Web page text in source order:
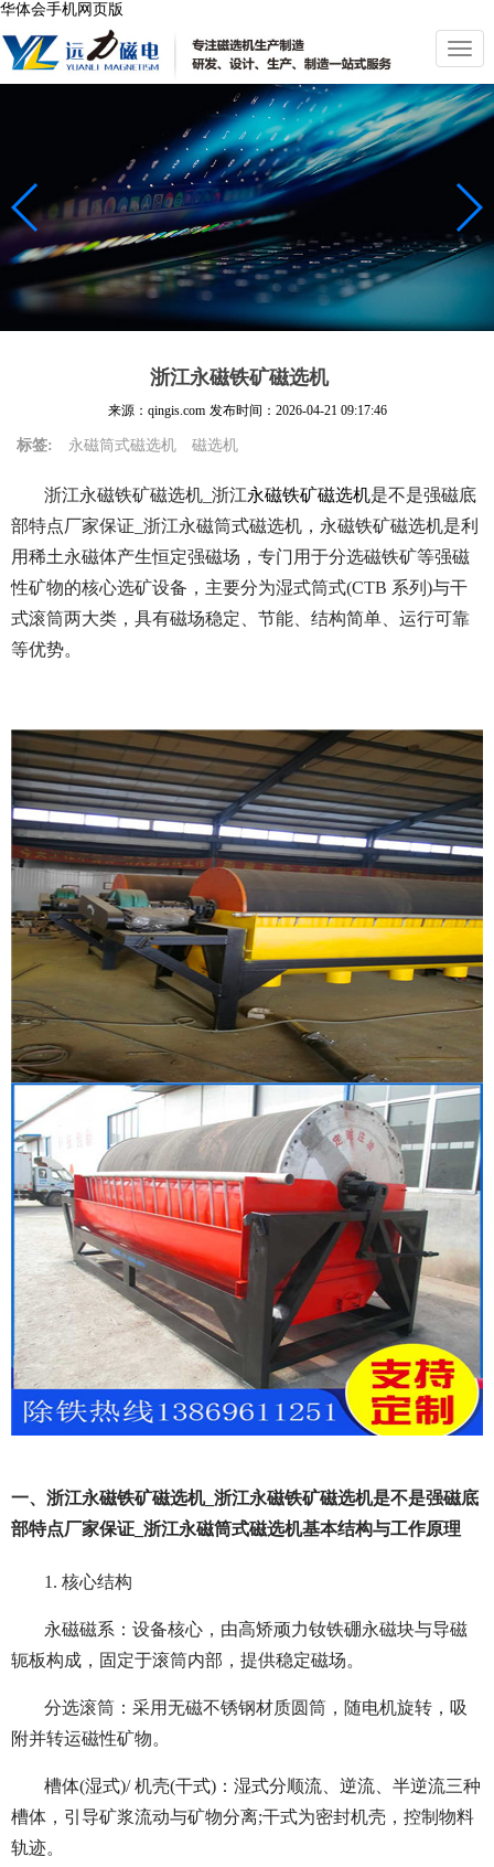
华体会手机网页版
切
换
导
航
浙江永磁铁矿磁选机
来源：qingis.com 发布时间： 2026-04-21 09:17:46
标签: 永磁筒式磁选机 磁选机
浙江永磁铁矿磁选机_浙江永磁铁矿磁选机是不是强磁底
部特点厂家保证_浙江永磁筒式磁选机，永磁铁矿磁选机是利
用稀土永磁体产生恒定强磁场，专门用于分选磁铁矿等强磁
性矿物的核心选矿设备，主要分为湿式筒式(CTB 系列)与干
式滚筒两大类，具有磁场稳定、节能、结构简单、运行可靠
等优势。
一、浙江永磁铁矿磁选机_浙江永磁铁矿磁选机是不是强磁底
部特点厂家保证_浙江永磁筒式磁选机基本结构与工作原理
1. 核心结构
永磁磁系：设备核心，由高矫顽力钕铁硼永磁块与导磁
轭板构成，固定于滚筒内部，提供稳定磁场。
分选滚筒：采用无磁不锈钢材质圆筒，随电机旋转，吸
附并转运磁性矿物。
槽体(湿式)/ 机壳(干式)：湿式分顺流、逆流、半逆流三种
槽体，引导矿浆流动与矿物分离;干式为密封机壳，控制物料
轨迹。